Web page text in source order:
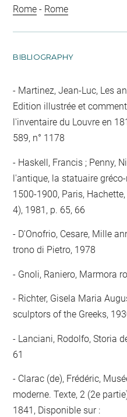
Rome - Rome
BIBLIOGRAPHY
Martinez, Jean-Luc, Les
Edition illustrée et
l'inventaire du Louvre en
589, n° 1178
Haskell, Francis ; Penny,
l'antique, la statuaire
1500-1900, Paris,
4), 1981, p. 65, 66
D'Onofrio, Cesare, Mille
trono di Pietro, 1978
Gnoli, Raniero, Marmora
Richter, Gisela Maria
sculptors of the Greeks,
Lanciani, Rodolfo, Storia
61
Clarac (de), Frédéric,
moderne. Texte, 2 (2e
1841, Disponible sur :